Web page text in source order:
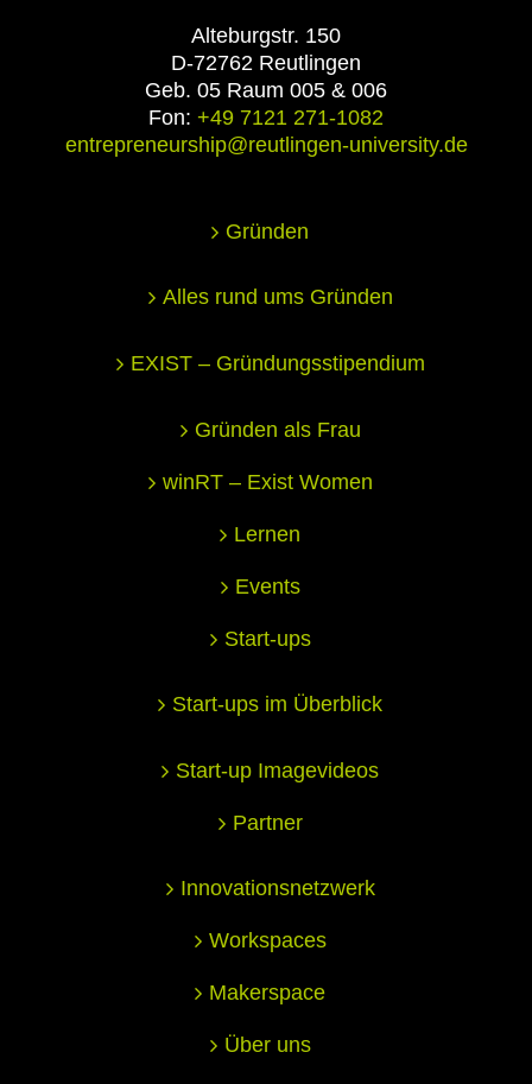
Alteburgstr. 150
D-72762 Reutlingen
Geb. 05 Raum 005 & 006
Fon: +49 7121 271-1082
entrepreneurship@reutlingen-university.de
Gründen
Alles rund ums Gründen
EXIST – Gründungsstipendium
Gründen als Frau
winRT – Exist Women
Lernen
Events
Start-ups
Start-ups im Überblick
Start-up Imagevideos
Partner
Innovationsnetzwerk
Workspaces
Makerspace
Über uns